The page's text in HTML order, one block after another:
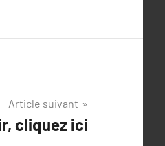
Article suivant
cliquez ici